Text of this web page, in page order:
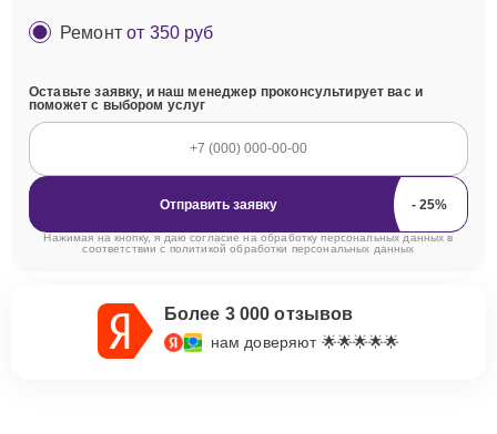
Ремонтот 350 руб
Оставьте заявку, и наш менеджер проконсультирует вас и
поможет с выбором услуг
Отправить заявку
Нажимая на кнопку, я даю согласие на обработку персональных данных в
соответствии с политикой обработки персональных данных
Более 3 000 отзывов
нам доверяют 🌟🌟🌟🌟🌟